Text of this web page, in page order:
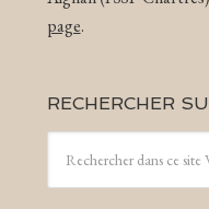
page.
RECHERCHER